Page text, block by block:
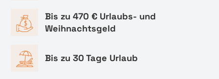
Bis zu 470 € Urlaubs- und
Weihnachtsgeld
Bis zu 30 Tage Urlaub